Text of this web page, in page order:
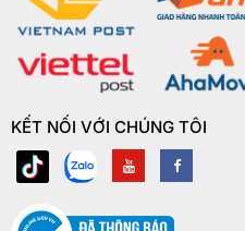
KẾT NỐI VỚI CHÚNG TÔI